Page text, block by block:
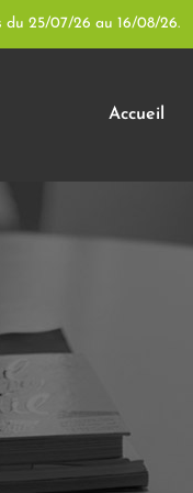
du 25/07/26 au 16/08/26.
Accueil